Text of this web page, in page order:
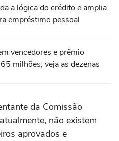
a lógica do crédito e amplia
empréstimo pessoal
vencedores e prêmio
milhões; veja as dezenas
da Comissão
não existem
aprovados e